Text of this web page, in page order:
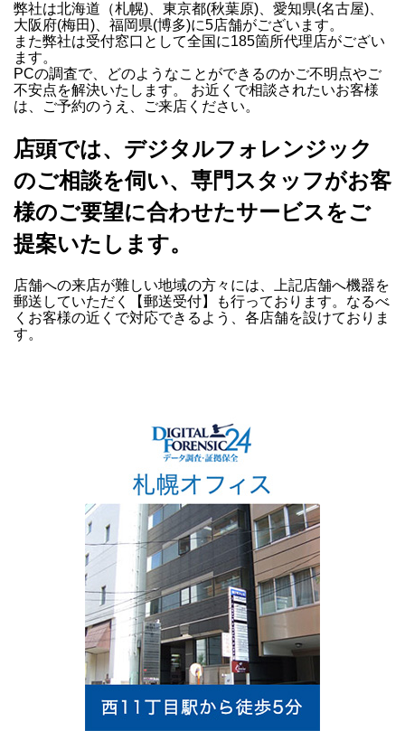
弊社は北海道（札幌)、東京都(秋葉原)、愛知県(名古屋)、
大阪府(梅田)、福岡県(博多)に5店舗がございます。
また弊社は受付窓口として全国に185箇所代理店がござい
ます。
PCの調査で、どのようなことができるのかご不明点やご
不安点を解決いたします。 お近くで相談されたいお客様
は、ご予約のうえ、ご来店ください。
店頭では、デジタルフォレンジック
のご相談を伺い、専門スタッフがお客
様のご要望に合わせたサービスをご
提案いたします。
店舗への来店が難しい地域の方々には、上記店舗へ機器を
郵送していただく【郵送受付】も行っております。なるべ
くお客様の近くで対応できるよう、各店舗を設けておりま
す。